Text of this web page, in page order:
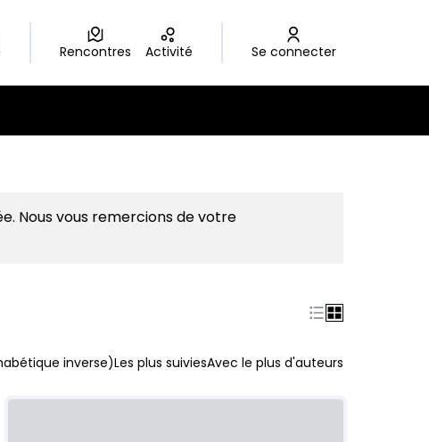
Rencontres Activité Se connecter
Nous vous remercions de votre
inverse)Les plus suiviesAvec le plus d'auteurs